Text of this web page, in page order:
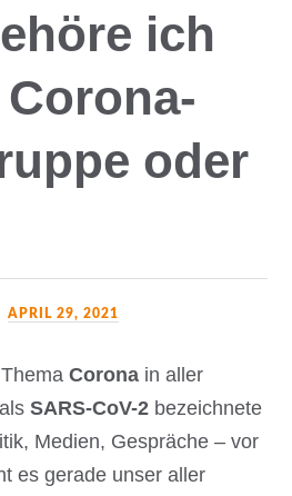
ich
oder
APRIL 29, 2021
ThemaCorona in aller
alsSARS-CoV-2 bezeichnete
Medien, Gespräche – vor
es gerade unser aller